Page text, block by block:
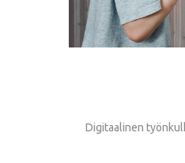
Digitaalinen